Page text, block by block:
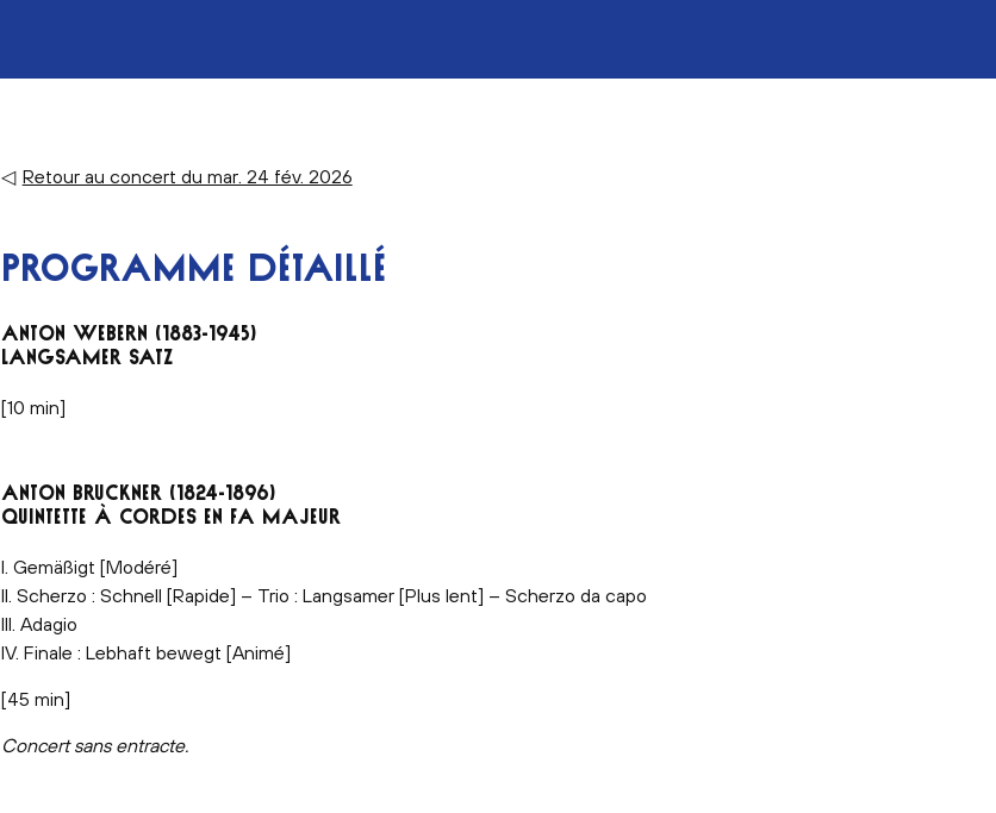
◁ Retour au concert du mar. 24 fév. 2026
PROGRAMME DÉTAILLÉ
ANTON WEBERN (1883-1945)
LANGSAMER SATZ
[10 min]
ANTON BRUCKNER (1824-1896)
QUINTETTE À CORDES EN FA MAJEUR
I. Gemäßigt [Modéré]
II. Scherzo : Schnell [Rapide] – Trio : Langsamer [Plus lent] – Scherzo da capo
III. Adagio
IV. Finale : Lebhaft bewegt [Animé]
[45 min]
Concert sans entracte.